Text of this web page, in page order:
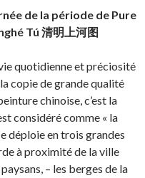
de la période de Pure
Tú 清明上河图
quotidienne et préciosité
copie de grande qualité
chinoise, c’est la
considéré comme « la
déploie en trois grandes
à proximité de la ville
– les berges de la